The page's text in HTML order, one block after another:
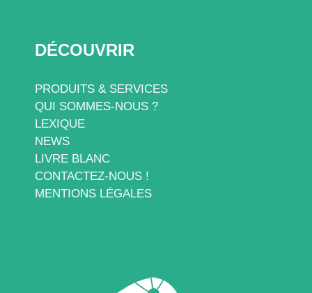
DÉCOUVRIR
PRODUITS & SERVICES
QUI SOMMES-NOUS ?
LEXIQUE
NEWS
LIVRE BLANC
CONTACTEZ-NOUS !
MENTIONS LÉGALES